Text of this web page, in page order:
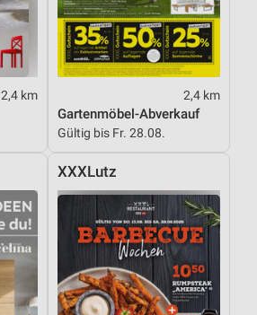
2,4 km 2,4 km
Gartenmöbel-Abverkauf
Gültig bis Fr. 28.08.
XXXLutz